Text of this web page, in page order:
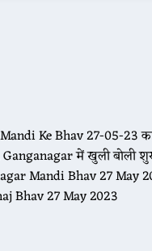
Ke Bhav 27-05-23 का
Ganganagar में खुली
Mandi Bhav 27 May
Bhav 27 May 2023